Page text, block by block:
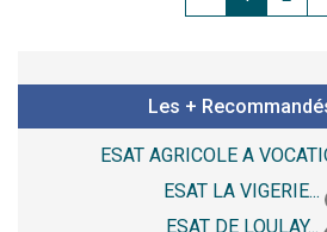
Les +
ESAT AGRICOLE A
ESAT LA VIGERIE...
ESAT DE LOULAY...